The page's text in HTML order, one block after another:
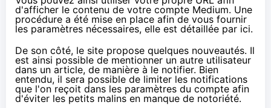
d'afficher le contenu de votre compte Medium. Une
procédure a été mise en place afin de vous fournir
les paramètres nécessaires, elle est détaillée par ici.
De son côté, le site propose quelques nouveautés. Il
est ainsi possible de mentionner un autre utilisateur
dans un article, de manière à le notifier. Bien
entendu, il sera possible de limiter les notifications
que l'on reçoit dans les paramètres du compte afin
d'éviter les petits malins en manque de notoriété.